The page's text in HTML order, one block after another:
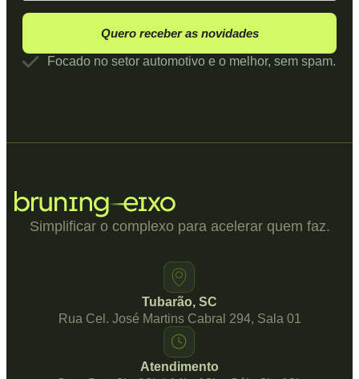
Quero receber as novidades
Focado no setor automotivo e o melhor, sem spam.
Simplificar o complexo para acelerar quem faz.
Tubarão, SC
Rua Cel. José Martins Cabral 294, Sala 01
Atendimento